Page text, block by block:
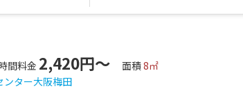
間料金 2,420円〜 面積8㎡
ター大阪梅田